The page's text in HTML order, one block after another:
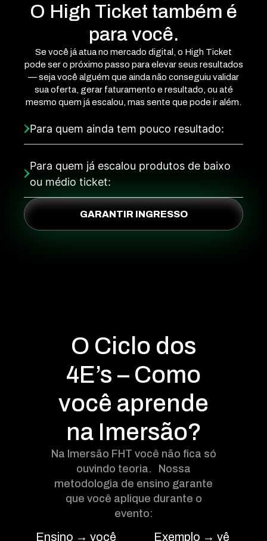
O High Ticket também é
para você.
Se você já atua no mercado digital, o High Ticket
pode ser o próximo passo para elevar seus resultados
— seja você alguém que ainda não conseguiu validar
sua oferta, gerar faturamento e resultado, ou até
mesmo quem já escalou, mas sente que pode ir além.
Para quem ainda tem pouco resultado:
Para quem já escalou produtos de baixo
ou médio ticket:
GARANTIR INGRESSO
O Ciclo dos
4E’s – Como
você aprende
na Imersão?
Na Imersão FHT você não fica só
ouvindo teoria. Nossa
metodologia de ensino garante
que você aplique durante o
evento:
Ensino → você Exemplo → vê